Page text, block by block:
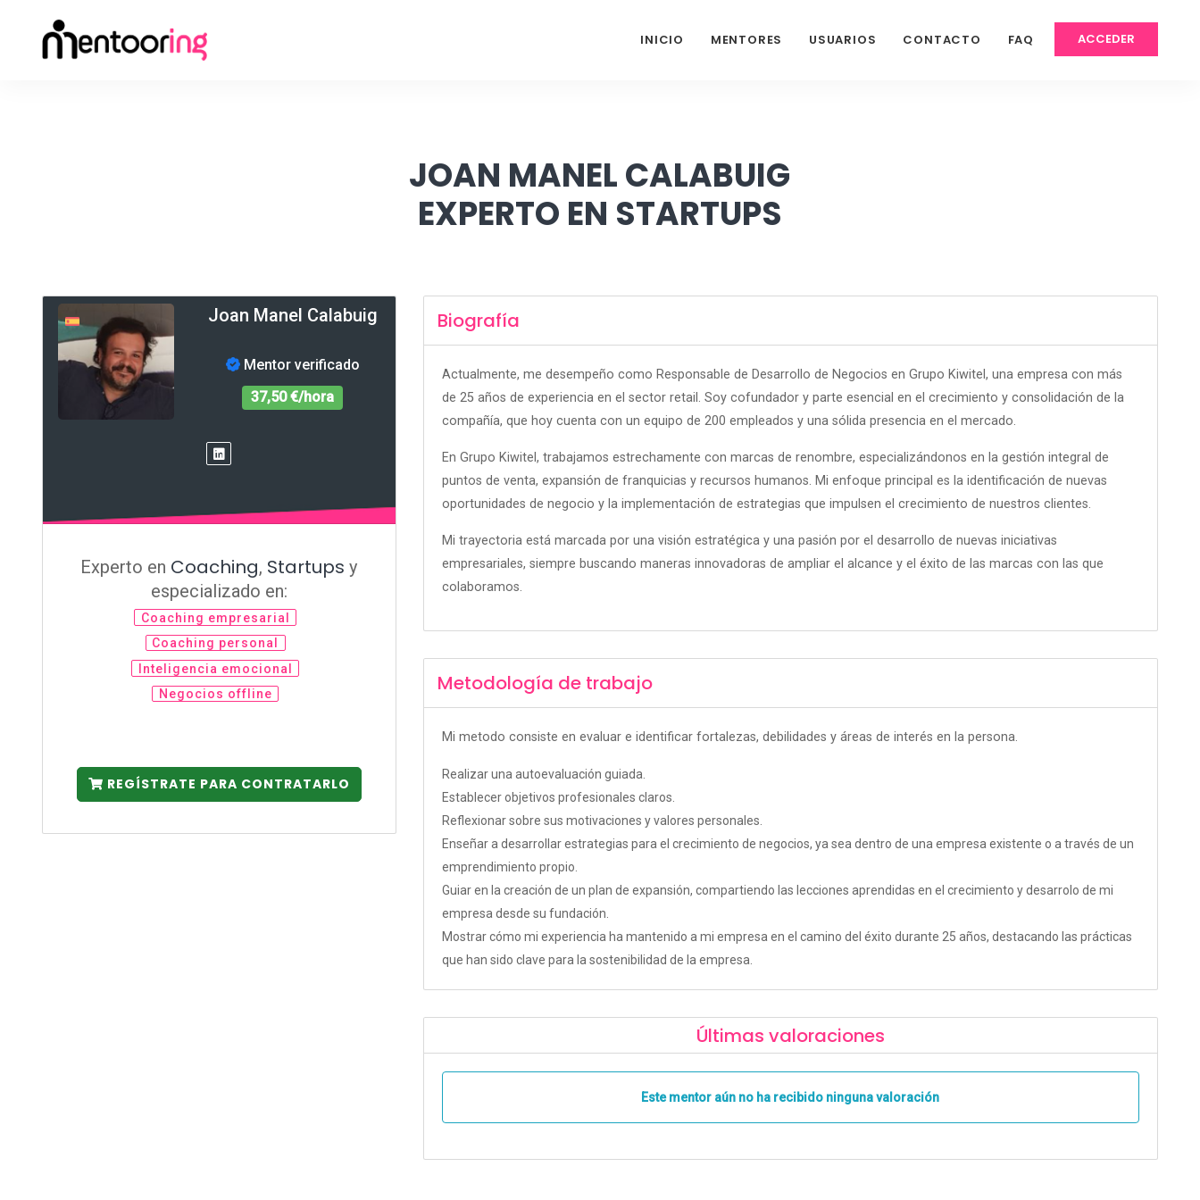
ACCEDER
INICIO MENTORES USUARIOS CONTACTO FAQ
JOAN MANEL CALABUIG
EXPERTO EN STARTUPS
Joan Manel Calabuig
Mentor verificado
37,50 €/hora
Experto en Coaching, Startups y
especializado en:
Coaching empresarial
Coaching personal
Inteligencia emocional
Negocios offline
REGÍSTRATE PARA CONTRATARLO
Biografía
Actualmente, me desempeño como Responsable de Desarrollo de Negocios en Grupo Kiwitel, una empresa con más
de 25 años de experiencia en el sector retail. Soy cofundador y parte esencial en el crecimiento y consolidación de la
compañía, que hoy cuenta con un equipo de 200 empleados y una sólida presencia en el mercado.
En Grupo Kiwitel, trabajamos estrechamente con marcas de renombre, especializándonos en la gestión integral de
puntos de venta, expansión de franquicias y recursos humanos. Mi enfoque principal es la identificación de nuevas
oportunidades de negocio y la implementación de estrategias que impulsen el crecimiento de nuestros clientes.
Mi trayectoria está marcada por una visión estratégica y una pasión por el desarrollo de nuevas iniciativas
empresariales, siempre buscando maneras innovadoras de ampliar el alcance y el éxito de las marcas con las que
colaboramos.
Metodología de trabajo
Mi metodo consiste en evaluar e identificar fortalezas, debilidades y áreas de interés en la persona.
Realizar una autoevaluación guiada.
Establecer objetivos profesionales claros.
Reflexionar sobre sus motivaciones y valores personales.
Enseñar a desarrollar estrategias para el crecimiento de negocios, ya sea dentro de una empresa existente o a través de un
emprendimiento propio.
Guiar en la creación de un plan de expansión, compartiendo las lecciones aprendidas en el crecimiento y desarrolo de mi
empresa desde su fundación.
Mostrar cómo mi experiencia ha mantenido a mi empresa en el camino del éxito durante 25 años, destacando las prácticas
que han sido clave para la sostenibilidad de la empresa.
Últimas valoraciones
Este mentor aún no ha recibido ninguna valoración